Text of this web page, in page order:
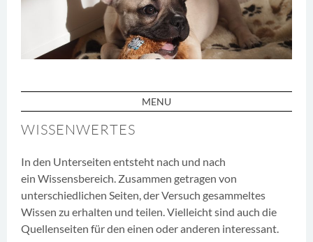
MENU
SKIP TO CONTENT
WISSENWERTES
In den Unterseiten entsteht nach und nach
ein Wissensbereich. Zusammen getragen von
unterschiedlichen Seiten, der Versuch gesammeltes
Wissen zu erhalten und teilen. Vielleicht sind auch die
Quellenseiten für den einen oder anderen interessant.